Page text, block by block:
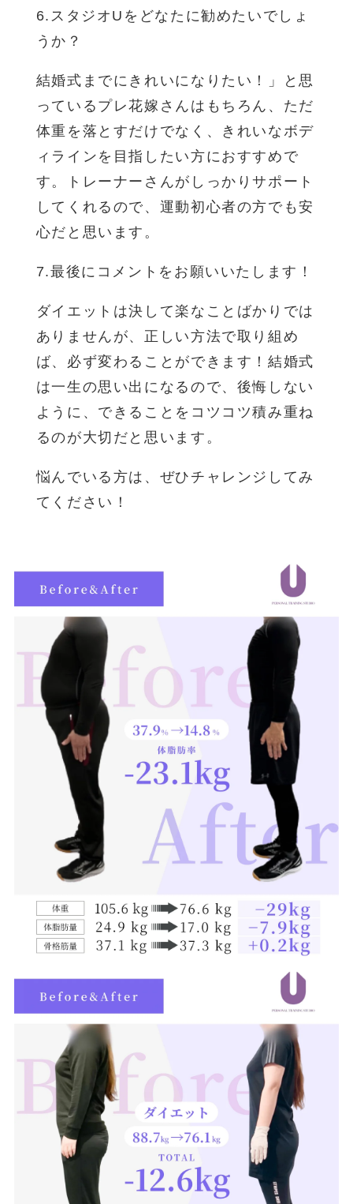
6.スタジオUをどなたに勧めたいでしょ
うか？
結婚式までにきれいになりたい！」と思
っているプレ花嫁さんはもちろん、ただ
体重を落とすだけでなく、きれいなボデ
ィラインを目指したい方におすすめで
す。トレーナーさんがしっかりサポート
してくれるので、運動初心者の方でも安
心だと思います。
7.最後にコメントをお願いいたします！
ダイエットは決して楽なことばかりでは
ありませんが、正しい方法で取り組め
ば、必ず変わることができます！結婚式
は一生の思い出になるので、後悔しない
ように、できることをコツコツ積み重ね
るのが大切だと思います。
悩んでいる方は、ぜひチャレンジしてみ
てください！